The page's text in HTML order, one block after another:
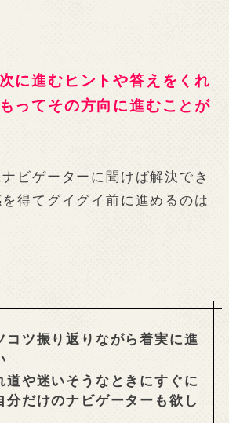
に進むヒントや答えをくれ
ってその方向に進むことが
ビゲーターに聞けば解決でき
得てグイグイ前に進めるのは
コツ振り返りながら着実に進
道や迷いそうなときにすぐに
分だけのナビゲーターも欲し